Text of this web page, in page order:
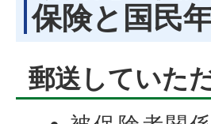
保険と国民
郵送していた